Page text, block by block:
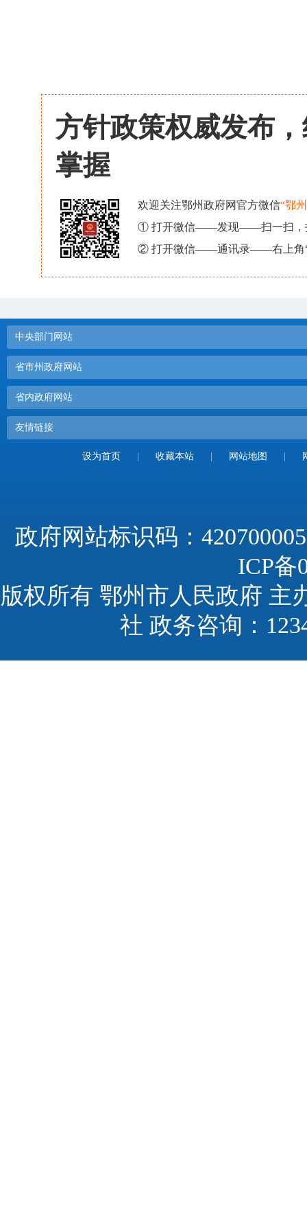
方针政策权威发布
掌握
欢迎关注鄂州政府网官方微信“鄂
① 打开微信——发现——扫一扫，
② 打开微信——通讯录——右上角“
中央部门网站
省市州政府网站
省内政府网站
友情链接
设为首页 收藏本站 网站地图
政府网站标识码：
ICP备
版权所有 鄂州市人民政府 主
社 政务咨询：